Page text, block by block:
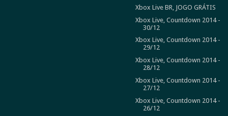
Xbox Live BR, JOGO GRÁTIS
Xbox Live, Countdown 2014 -
30/12
Xbox Live, Countdown 2014 -
29/12
Xbox Live, Countdown 2014 -
28/12
Xbox Live, Countdown 2014 -
27/12
Xbox Live, Countdown 2014 -
26/12